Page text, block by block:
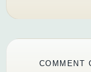
COMMENT